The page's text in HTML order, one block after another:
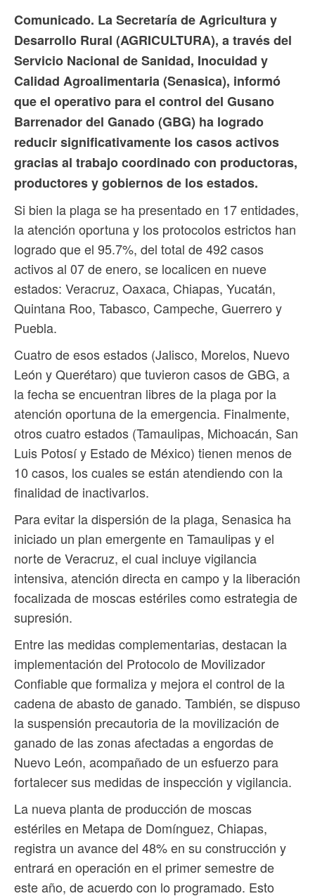
Comunicado. La Secretaría de Agricultura y
Desarrollo Rural (AGRICULTURA), a través del
Servicio Nacional de Sanidad, Inocuidad y
Calidad Agroalimentaria (Senasica), informó
que el operativo para el control del Gusano
Barrenador del Ganado (GBG) ha logrado
reducir significativamente los casos activos
gracias al trabajo coordinado con productoras,
productores y gobiernos de los estados.
Si bien la plaga se ha presentado en 17 entidades,
la atención oportuna y los protocolos estrictos han
logrado que el 95.7%, del total de 492 casos
activos al 07 de enero, se localicen en nueve
estados: Veracruz, Oaxaca, Chiapas, Yucatán,
Quintana Roo, Tabasco, Campeche, Guerrero y
Puebla.
Cuatro de esos estados (Jalisco, Morelos, Nuevo
León y Querétaro) que tuvieron casos de GBG, a
la fecha se encuentran libres de la plaga por la
atención oportuna de la emergencia. Finalmente,
otros cuatro estados (Tamaulipas, Michoacán, San
Luis Potosí y Estado de México) tienen menos de
10 casos, los cuales se están atendiendo con la
finalidad de inactivarlos.
Para evitar la dispersión de la plaga, Senasica ha
iniciado un plan emergente en Tamaulipas y el
norte de Veracruz, el cual incluye vigilancia
intensiva, atención directa en campo y la liberación
focalizada de moscas estériles como estrategia de
supresión.
Entre las medidas complementarias, destacan la
implementación del Protocolo de Movilizador
Confiable que formaliza y mejora el control de la
cadena de abasto de ganado. También, se dispuso
la suspensión precautoria de la movilización de
ganado de las zonas afectadas a engordas de
Nuevo León, acompañado de un esfuerzo para
fortalecer sus medidas de inspección y vigilancia.
La nueva planta de producción de moscas
estériles en Metapa de Domínguez, Chiapas,
registra un avance del 48% en su construcción y
entrará en operación en el primer semestre de
este año, de acuerdo con lo programado. Esto